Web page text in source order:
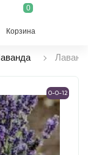
0
Корзина
0-0-12